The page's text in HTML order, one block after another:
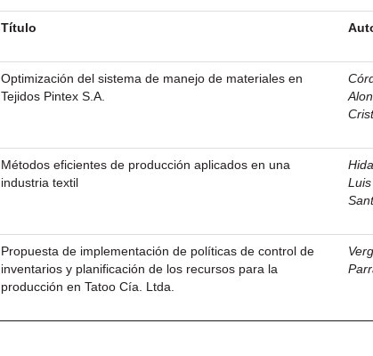
Título
Optimización del sistema de manejo de materiales en
Tejidos Pintex S.A.
Métodos eficientes de producción aplicados en una
industria textil
Propuesta de implementación de políticas de control de
inventarios y planificación de los recursos para la
producción en Tatoo Cía. Ltda.